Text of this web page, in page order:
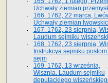
Uchwały ziemian
166. 1762, 22 marca,
Uchwały ziemian
167. 1762, 23 sierpnia,
Laudum sejmiku
168. 1762, 23 sierpnia,
Instrukcya sejmiku
sejm
169. 1762, 13 września,
Wisznia. Laudum sejmiku
deputackiego